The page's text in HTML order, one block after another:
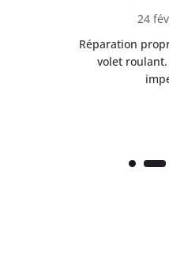
03
Déblocage
coincé.